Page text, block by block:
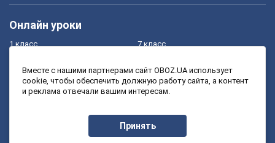
Онлайн уроки
1 класс
3 класс
7 класс
9 класс
Вместе с нашими партнерами сайт OBOZ.UA использует
cookie, чтобы обеспечить должную работу сайта, а контент
и реклама отвечали вашим интересам.
Принять